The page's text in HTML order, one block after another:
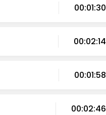
00:01:30
00:02:14
00:01:58
00:02:46